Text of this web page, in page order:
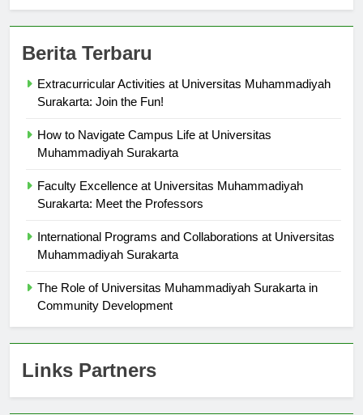
Berita Terbaru
Extracurricular Activities at Universitas Muhammadiyah
How to Navigate Campus Life at Universitas
Faculty Excellence at Universitas Muhammadiyah
International Programs and Collaborations at Universitas
The Role of Universitas Muhammadiyah Surakarta in
Links Partners